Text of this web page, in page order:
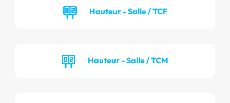
Hauteur - Salle / TCF
Hauteur - Salle / TCM